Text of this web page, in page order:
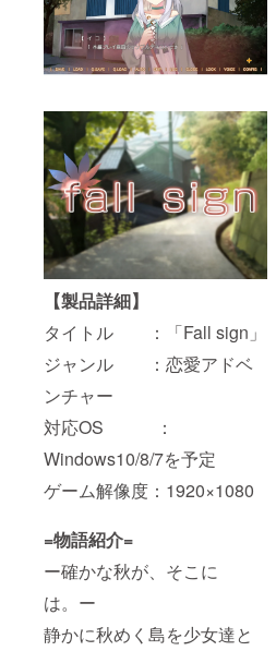
【製品詳細】
タイトル ：「Fall sign」
ジャンル ：恋愛アドベ
ンチャー
対応OS ：
Windows10/8/7を予定
ゲーム解像度：1920×1080
=物語紹介=
ー確かな秋が、そこに
は。ー
静かに秋めく島を少女達と